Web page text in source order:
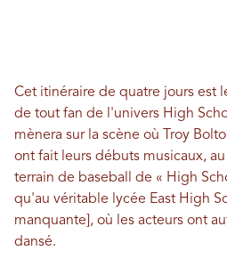
Cet itinéraire de quatre jours est
de tout fan de l'univers High
mènera sur la scène où Troy
ont fait leurs débuts musicaux,
terrain de baseball de « High
qu'au véritable lycée East High
manquante], où les acteurs ont
dansé.